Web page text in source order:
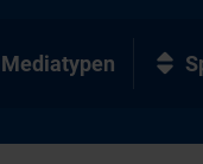
Mediatypen